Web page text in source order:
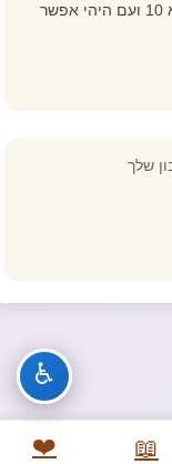
📖
❤️
המכתב שרשמתה אני רוצה להגיד לך שהוא 10 ועם היהי אפשר
שלך
♿